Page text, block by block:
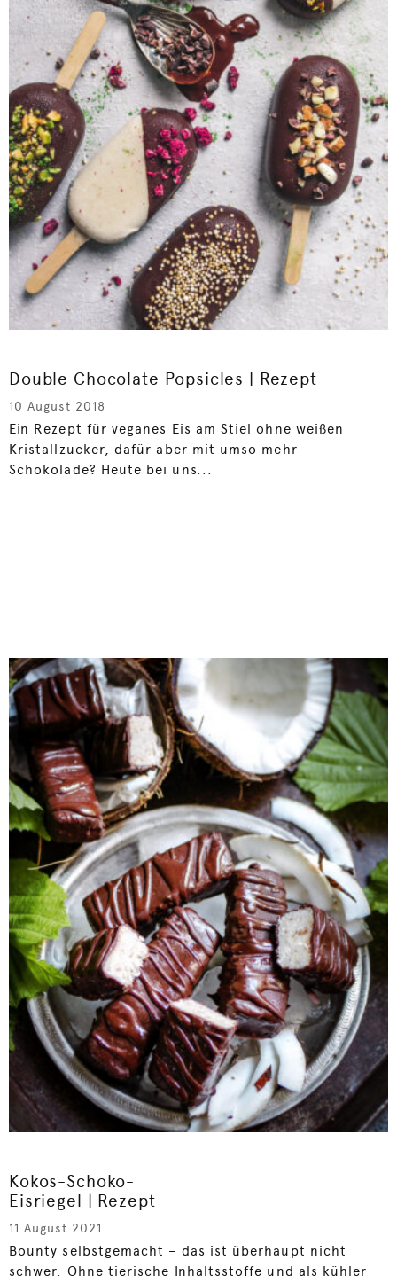
Double Chocolate Popsicles | Rezept
10 August 2018
Ein Rezept für veganes Eis am Stiel ohne weißen
Kristallzucker, dafür aber mit umso mehr
Schokolade? Heute bei uns...
Kokos-Schoko-
Eisriegel | Rezept
11 August 2021
Bounty selbstgemacht – das ist überhaupt nicht
schwer. Ohne tierische Inhaltsstoffe und als kühler